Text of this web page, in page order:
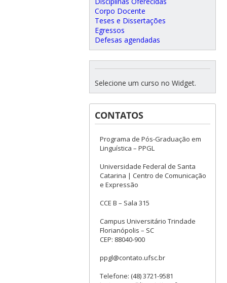
Corpo Docente
Teses e Dissertações
Egressos
Defesas agendadas
Selecione um curso no Widget.
CONTATOS
Programa de Pós-Graduação em
Linguística – PPGL
Universidade Federal de Santa
Catarina | Centro de Comunicação
e Expressão
CCE B – Sala 315
Campus Universitário Trindade
Florianópolis – SC
CEP: 88040-900
ppgl@contato.ufsc.br
Telefone: (48) 3721-9581